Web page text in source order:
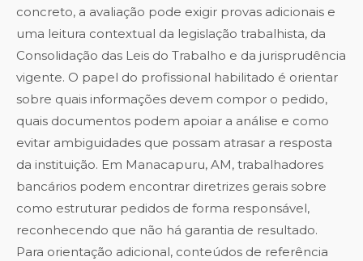
concreto, a avaliação pode exigir provas adicionais e
uma leitura contextual da legislação trabalhista, da
Consolidação das Leis do Trabalho e da jurisprudência
vigente. O papel do profissional habilitado é orientar
sobre quais informações devem compor o pedido,
quais documentos podem apoiar a análise e como
evitar ambiguidades que possam atrasar a resposta
da instituição. Em Manacapuru, AM, trabalhadores
bancários podem encontrar diretrizes gerais sobre
como estruturar pedidos de forma responsável,
reconhecendo que não há garantia de resultado.
Para orientação adicional, conteúdos de referência